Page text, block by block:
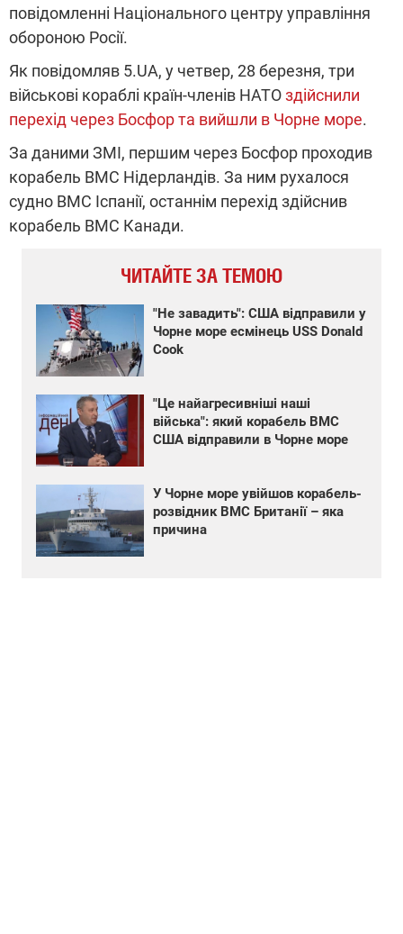
повідомленні Національного центру управління
обороною Росії.
Як повідомляв 5.UA, у четвер, 28 березня, три
військові кораблі країн-членів НАТОздійснили
перехід через Босфор та вийшли в Чорне море.
За даними ЗМІ, першим через Босфор проходив
корабель ВМС Нідерландів. За ним рухалося
судно ВМС Іспанії, останнім перехід здійснив
корабель ВМС Канади.
ЧИТАЙТЕ ЗА ТЕМОЮ
"Не завадить": США відправили у
Чорне море есмінець USS Donald
Cook
"Це найагресивніші наші
війська": який корабель ВМС
США відправили в Чорне море
У Чорне море увійшов корабель-
розвідник ВМС Британії – яка
причина